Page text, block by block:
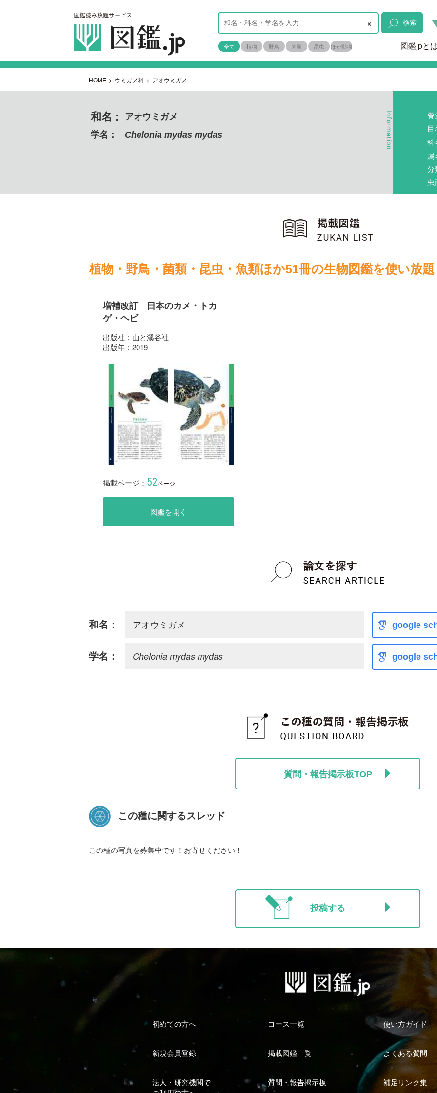
× 検索
全て 植物 野鳥 菌類 昆虫 ほか動物 図鑑jpと
HOME > ウミガメ科 > アオウミガメ
和名 :
アオウミガメ
学名：
Chelonia mydas mydas
脊
科
分
虫
植物・野鳥・菌類・昆虫・魚類ほか51冊の生物図鑑を使い放題
増補改訂 日本のカメ・トカ
ゲ・ヘビ
出版社：山と溪谷社
出版年：2019
掲載ページ： 52ページ
図鑑を開く
和名： アオウミガメ google
学名： Chelonia mydas mydas google
質問・報告掲示板TOP
この種に関するスレッド
この種の写真を募集中です！お寄せください！
投稿する
初めての方へ コース一覧 使い方ガイド
新規会員登録 掲載図鑑一覧 よくある質問
法人・研究機関で
質問・報告掲示板 補足リンク集